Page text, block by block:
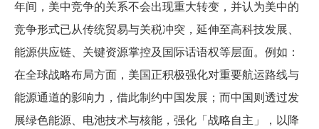
年间，美中竞争的关系不会出现重大转变，并认为美中的
竞争形式已从传统贸易与关税冲突，延伸至高科技发展、
能源供应链、关键资源掌控及国际话语权等层面。例如：
在全球战略布局方面，美国正积极强化对重要航运路线与
能源通道的影响力，借此制约中国发展；而中国则透过发
展绿色能源、电池技术与核能，强化「战略自主」，以降